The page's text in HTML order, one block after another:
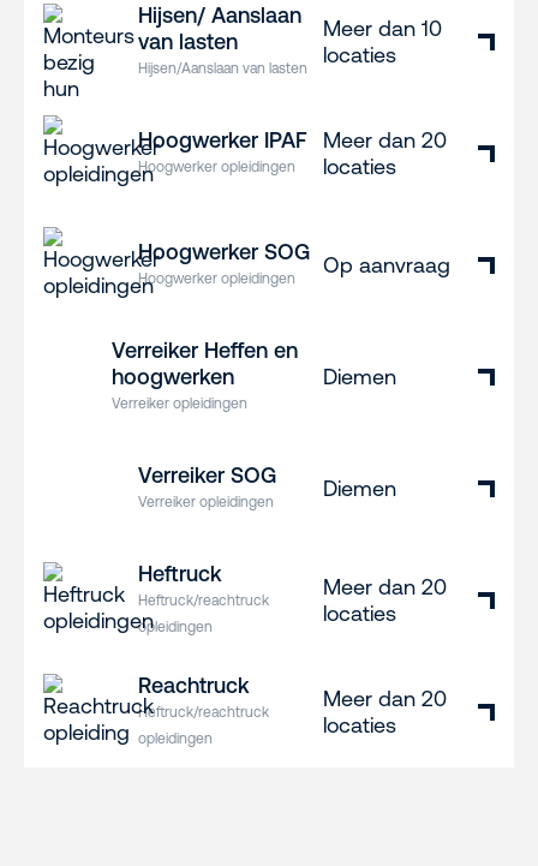
Hijsen/ Aanslaan
van lasten
Hijsen/Aanslaan van lasten
Meer dan 10
locaties
Hoogwerker IPAF
Hoogwerker opleidingen
Meer dan 20
locaties
Hoogwerker SOG
Hoogwerker opleidingen
Op aanvraag
Verreiker Heffen en
hoogwerken
Verreiker opleidingen
Diemen
Verreiker SOG
Verreiker opleidingen
Diemen
Heftruck
Heftruck/reachtruck
opleidingen
Meer dan 20
locaties
Reachtruck
Heftruck/reachtruck
opleidingen
Meer dan 20
locaties